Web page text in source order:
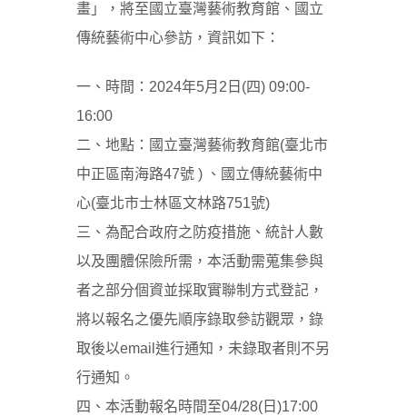
畫」，將至國立臺灣藝術教育館、國立
傳統藝術中心參訪，資訊如下：
一、時間：2024年5月2日(四) 09:00-
16:00
二、地點：國立臺灣藝術教育館(臺北市
中正區南海路47號 ) 、國立傳統藝術中
心(臺北市士林區文林路751號)
三、為配合政府之防疫措施、統計人數
以及團體保險所需，本活動需蒐集參與
者之部分個資並採取實聯制方式登記，
將以報名之優先順序錄取參訪觀眾，錄
取後以email進行通知，未錄取者則不另
行通知。
四、本活動報名時間至04/28(日)17:00